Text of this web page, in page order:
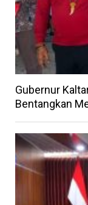
Gubernur
Bentangkan